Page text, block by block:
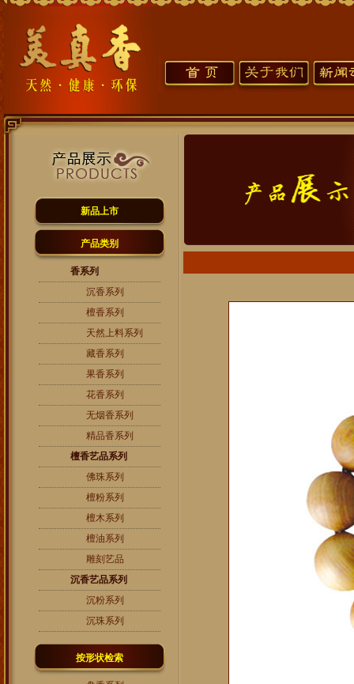
新品上市
产品类别
香系列
沉香系列
檀香系列
天然上料系列
藏香系列
果香系列
花香系列
无烟香系列
精品香系列
檀香艺品系列
佛珠系列
檀粉系列
檀木系列
檀油系列
雕刻艺品
沉香艺品系列
沉粉系列
沉珠系列
按形状检索